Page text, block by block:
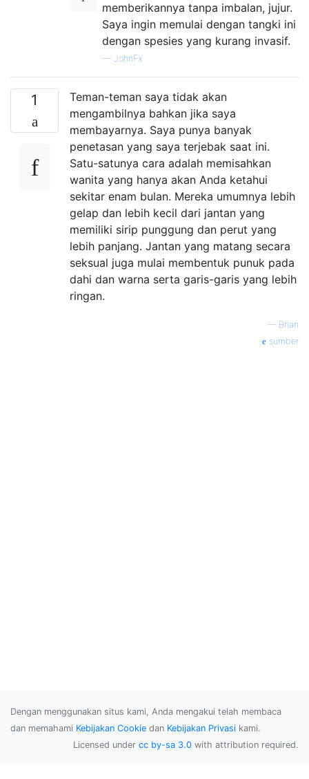
memberikannya tanpa imbalan, jujur.
Saya ingin memulai dengan tangki ini
dengan spesies yang kurang invasif.
— JohnFx
1
Teman-teman saya tidak akan
mengambilnya bahkan jika saya
membayarnya. Saya punya banyak
penetasan yang saya terjebak saat ini.
Satu-satunya cara adalah memisahkan
wanita yang hanya akan Anda ketahui
sekitar enam bulan. Mereka umumnya lebih
gelap dan lebih kecil dari jantan yang
memiliki sirip punggung dan perut yang
lebih panjang. Jantan yang matang secara
seksual juga mulai membentuk punuk pada
dahi dan warna serta garis-garis yang lebih
ringan.
— Brian
sumber
Dengan menggunakan situs kami, Anda mengakui telah membaca
dan memahami Kebijakan Cookie dan Kebijakan Privasi kami.
Licensed under cc by-sa 3.0 with attribution required.